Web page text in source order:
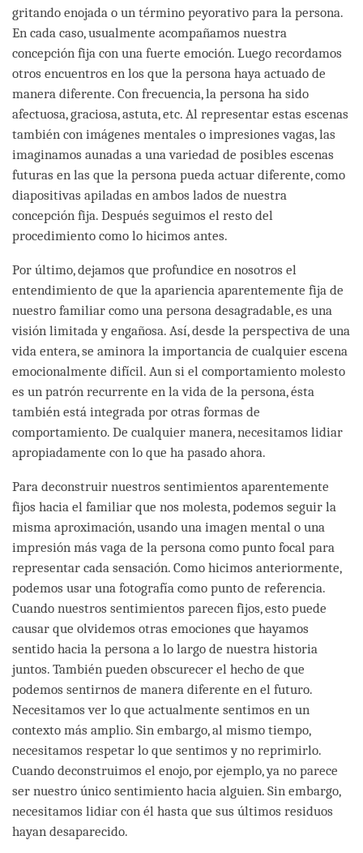
gritando enojada o un término peyorativo para la persona.
En cada caso, usualmente acompañamos nuestra
concepción fija con una fuerte emoción. Luego recordamos
otros encuentros en los que la persona haya actuado de
manera diferente. Con frecuencia, la persona ha sido
afectuosa, graciosa, astuta, etc. Al representar estas escenas
también con imágenes mentales o impresiones vagas, las
imaginamos aunadas a una variedad de posibles escenas
futuras en las que la persona pueda actuar diferente, como
diapositivas apiladas en ambos lados de nuestra
concepción fija. Después seguimos el resto del
procedimiento como lo hicimos antes.
Por último, dejamos que profundice en nosotros el
entendimiento de que la apariencia aparentemente fija de
nuestro familiar como una persona desagradable, es una
visión limitada y engañosa. Así, desde la perspectiva de una
vida entera, se aminora la importancia de cualquier escena
emocionalmente difícil. Aun si el comportamiento molesto
es un patrón recurrente en la vida de la persona, ésta
también está integrada por otras formas de
comportamiento. De cualquier manera, necesitamos lidiar
apropiadamente con lo que ha pasado ahora.
Para deconstruir nuestros sentimientos aparentemente
fijos hacia el familiar que nos molesta, podemos seguir la
misma aproximación, usando una imagen mental o una
impresión más vaga de la persona como punto focal para
representar cada sensación. Como hicimos anteriormente,
podemos usar una fotografía como punto de referencia.
Cuando nuestros sentimientos parecen fijos, esto puede
causar que olvidemos otras emociones que hayamos
sentido hacia la persona a lo largo de nuestra historia
juntos. También pueden obscurecer el hecho de que
podemos sentirnos de manera diferente en el futuro.
Necesitamos ver lo que actualmente sentimos en un
contexto más amplio. Sin embargo, al mismo tiempo,
necesitamos respetar lo que sentimos y no reprimirlo.
Cuando deconstruimos el enojo, por ejemplo, ya no parece
ser nuestro único sentimiento hacia alguien. Sin embargo,
necesitamos lidiar con él hasta que sus últimos residuos
hayan desaparecido.